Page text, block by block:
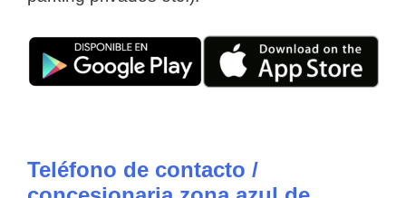
Teléfono de contacto /